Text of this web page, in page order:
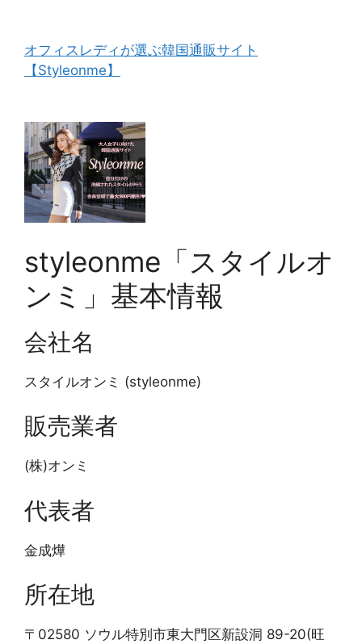
オフィスレディが選ぶ韓国通販サイト
【Styleonme】
styleonme「スタイルオ
ンミ」基本情報
会社名
スタイルオンミ (styleonme)
販売業者
(株)オンミ
代表者
金成燁
所在地
〒02580 ソウル特別市東大門区新設洞 89-20(旺